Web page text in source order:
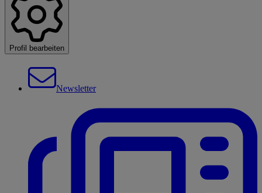
Profil bearbeiten
Newsletter